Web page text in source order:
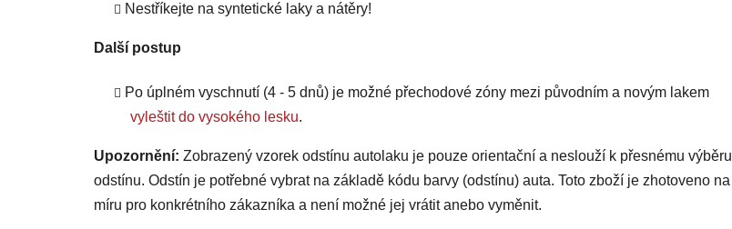
Nestříkejte na syntetické laky a nátěry!
Další postup
Po úplném vyschnutí (4 - 5 dnů) je možné přechodové zóny mezi původním a novým lakem
vyleštit do vysokého lesku.
Upozornění: Zobrazený vzorek odstínu autolaku je pouze orientační a neslouží k přesnému výběru
odstínu. Odstín je potřebné vybrat na základě kódu barvy (odstínu) auta. Toto zboží je zhotoveno na
míru pro konkrétního zákazníka a není možné jej vrátit anebo vyměnit.